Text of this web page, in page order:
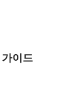
이드